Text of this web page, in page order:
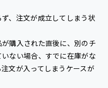
、注文が成立してしまう状
購入された直後に、別のチ
ない場合、すでに在庫がな
文が入ってしまうケースが